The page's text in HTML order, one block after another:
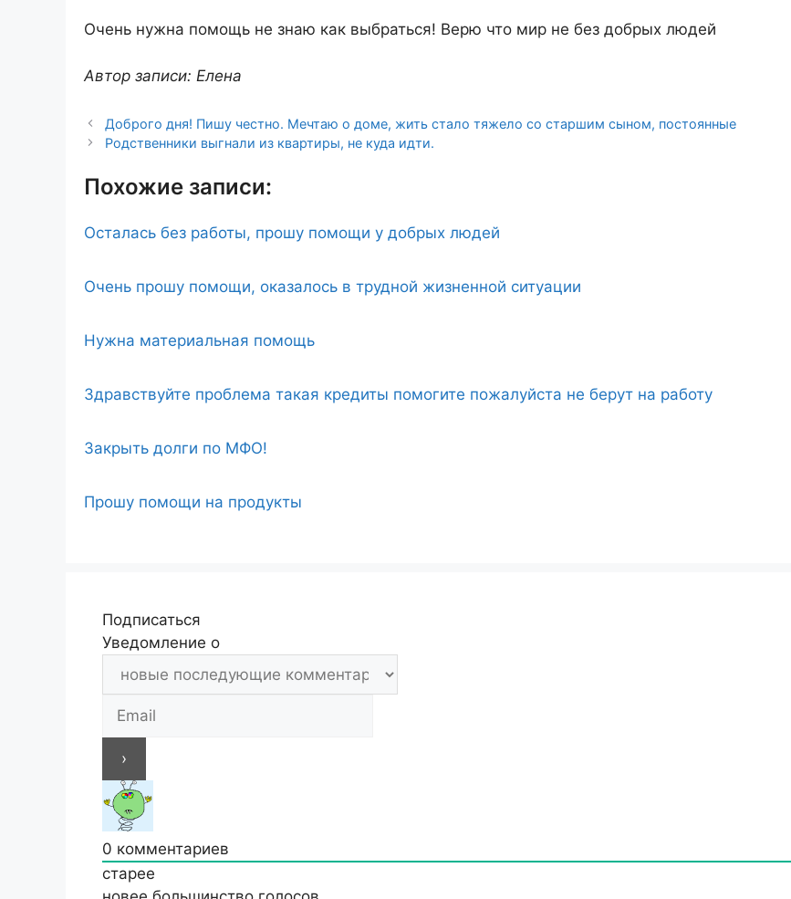
Очень нужна помощь не знаю как выбраться! Верю что мир не без добрых людей
Автор записи: Елена
Доброго дня! Пишу честно. Мечтаю о доме, жить стало тяжело со старшим сыном, постоянные
Родственники выгнали из квартиры, не куда идти.
Похожие записи:
Осталась без работы, прошу помощи у добрых людей
Очень прошу помощи, оказалось в трудной жизненной ситуации
Нужна материальная помощь
Здравствуйте проблема такая кредиты помогите пожалуйста не берут на работу
Закрыть долги по МФО!
Прошу помощи на продукты
Подписаться
Уведомление о
0 комментариев
старее